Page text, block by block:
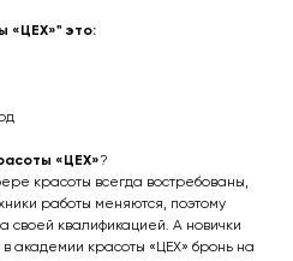
«ЦЕХ»" это:
«ЦЕХ»?
красоты всегда востребованы,
работы меняются, поэтому
своей квалификацией. А новички
в академии красоты «ЦЕХ» бронь на